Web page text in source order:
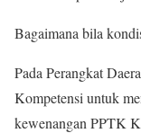
Bagaimana bila
Pada Perangkat
Kompetensi untuk
kewenangan PPTK